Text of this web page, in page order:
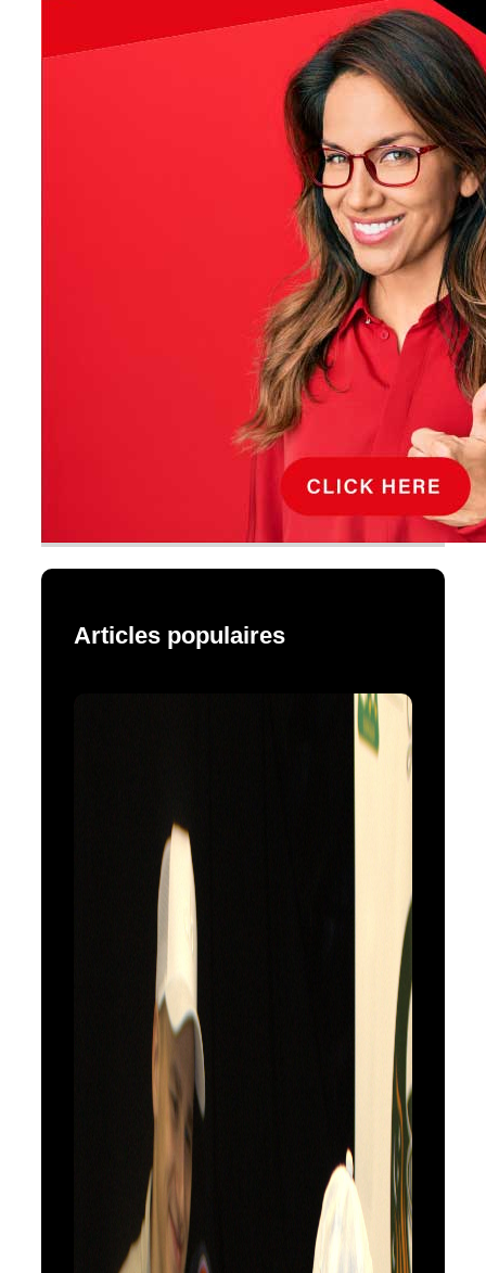
Articles populaires